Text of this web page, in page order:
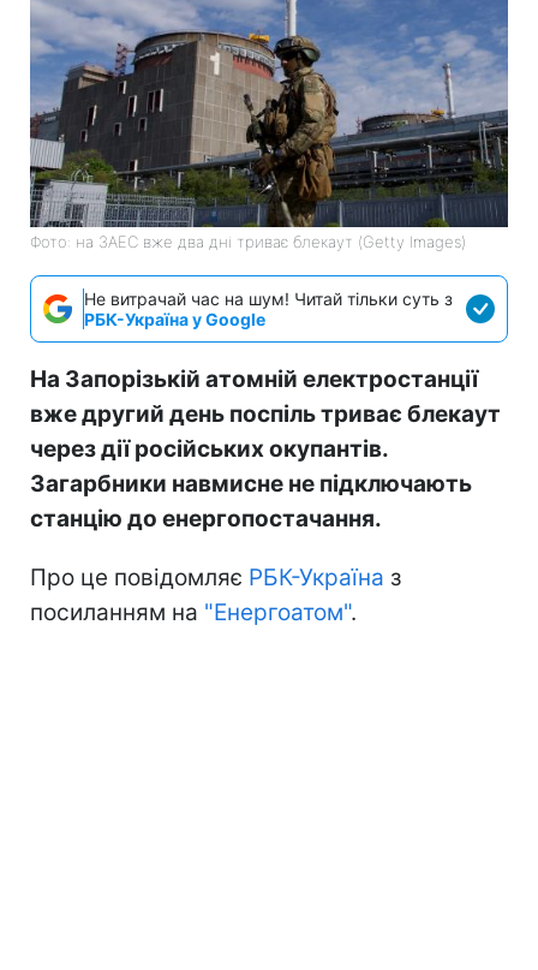
Фото: на ЗАЕС вже два дні триває блекаут (Getty Images)
Не витрачай час на шум! Читай тільки суть з
РБК-Україна у Google
На Запорізькій атомній електростанції
вже другий день поспіль триває блекаут
через дії російських окупантів.
Загарбники навмисне не підключають
станцію до енергопостачання.
Про це повідомляє РБК-Україна з
посиланням на "Енергоатом".